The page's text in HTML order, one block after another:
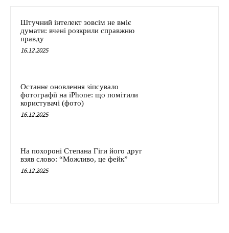
Штучний інтелект зовсім не вміє
думати: вчені розкрили справжню
правду
16.12.2025
Останнє оновлення зіпсувало
фотографії на iPhone: що помітили
користувачі (фото)
16.12.2025
На похороні Степана Гіги його друг
взяв слово: “Можливо, це фейк”
16.12.2025